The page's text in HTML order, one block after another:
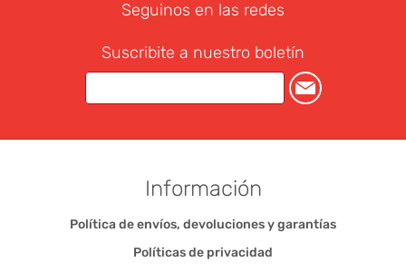
Seguinos en las redes
Suscribite a nuestro boletín
Información
Política de envíos, devoluciones y garantías
Políticas de privacidad